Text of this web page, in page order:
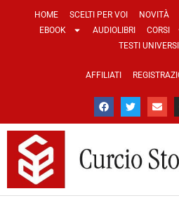
HOME SCELTI PER VOI NOVITÀ
EBOOK
AUDIOLIBRI CORSI
TESTI
AFFILIATI